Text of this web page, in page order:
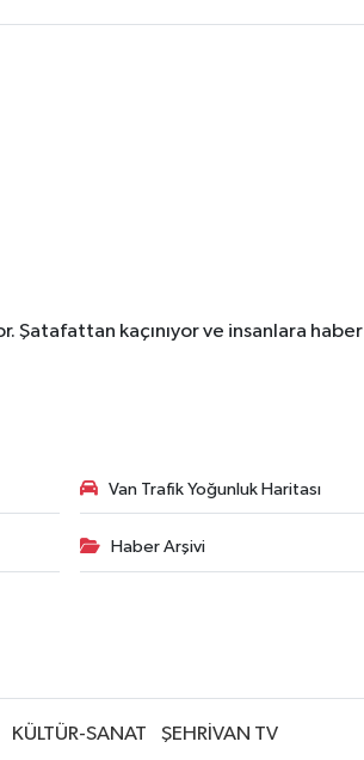
kaçınıyor ve insanlara haber
Van Trafik Yoğunluk Haritası
Haber Arşivi
KÜLTÜR-SANAT ŞEHRİVAN TV